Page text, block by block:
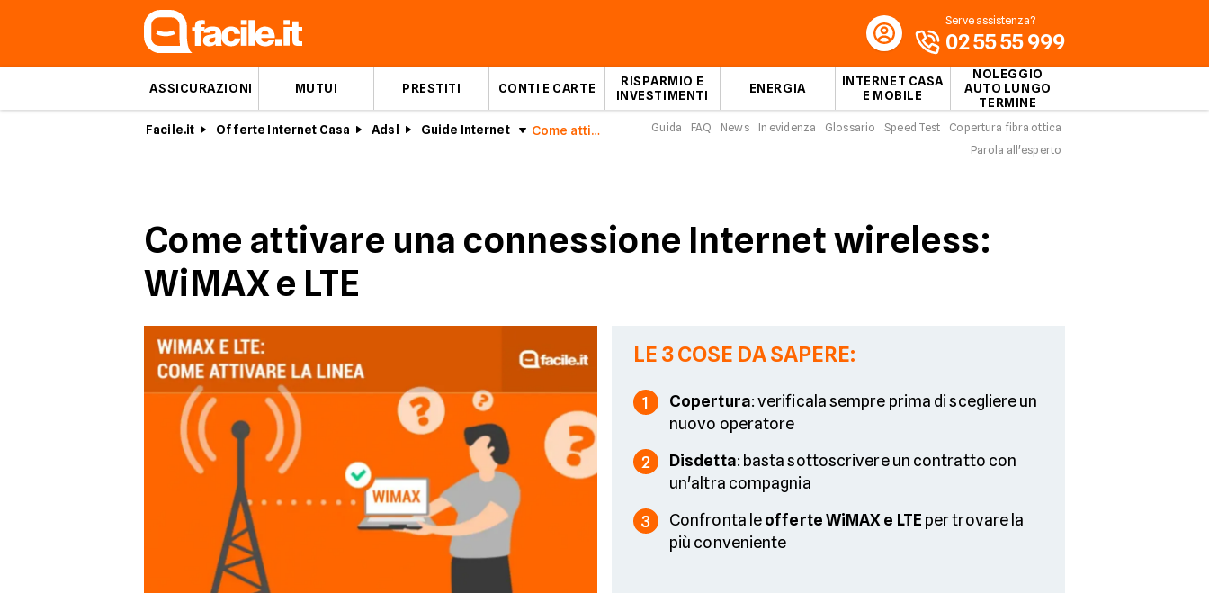
ASSICURAZIONI MUTUI PRESTITI CONTI E CARTE
RISPARMIO E
INVESTIMENTI
ENERGIA
INTERNET CASA
E MOBILE
NOLEGGIO
AUTO LUNGO
TERMINE
Serve assistenza?
02 55 55 999
Facile.it Offerte Internet Casa Adsl Guide Internet Come attivare una connessione Internet wireless Guida FAQ News In evidenza Glossario Speed Test
Copertura fibra ottica
Parola all'esperto
Come attivare una connessione Internet wireless:
WiMAX e LTE
LE 3 COSE DA SAPERE:
1 Copertura: verificala sempre prima di scegliere un
nuovo operatore
2 Disdetta: basta sottoscrivere un contratto con
un'altra compagnia
3 Confronta leofferte WiMAX e LTE per trovare la
più conveniente